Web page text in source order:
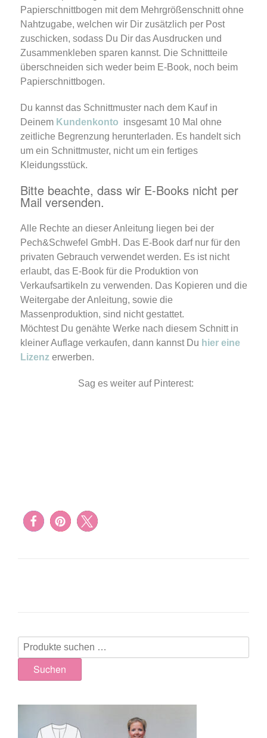
Papierschnittbogen mit dem Mehrgrößenschnitt ohne
Nahtzugabe, welchen wir Dir zusätzlich per Post
zuschicken, sodass Du Dir das Ausdrucken und
Zusammenkleben sparen kannst. Die Schnittteile
überschneiden sich weder beim E-Book, noch beim
Papierschnittbogen.
Du kannst das Schnittmuster nach dem Kauf in
Deinem Kundenkonto insgesamt 10 Mal ohne
zeitliche Begrenzung herunterladen. Es handelt sich
um ein Schnittmuster, nicht um ein fertiges
Kleidungsstück.
Bitte beachte, dass wir E-Books nicht per
Mail versenden.
Alle Rechte an dieser Anleitung liegen bei der
Pech&Schwefel GmbH. Das E-Book darf nur für den
privaten Gebrauch verwendet werden. Es ist nicht
erlaubt, das E-Book für die Produktion von
Verkaufsartikeln zu verwenden. Das Kopieren und die
Weitergabe der Anleitung, sowie die
Massenproduktion, sind nicht gestattet.
Möchtest Du genähte Werke nach diesem Schnitt in
kleiner Auflage verkaufen, dann kannst Du hier eine
Lizenz erwerben.
Sag es weiter auf Pinterest:
Suchen
nach:
Suchen